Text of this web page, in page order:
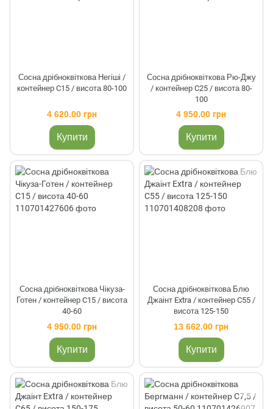
Сосна дрібноквіткова Негіші /
контейнер C15 / висота 80-100
4 620.00 грн
Купити
Сосна дрібноквіткова Рю-Джу
/ контейнер C25 / висота 80-
100
4 950.00 грн
Купити
Сосна дрібноквіткова Чікуза-
Готен / контейнер C15 / висота
40-60
4 950.00 грн
Купити
Сосна дрібноквіткова Блю
Джаінт Extra / контейнер C55 /
висота 125-150
13 662.00 грн
Купити